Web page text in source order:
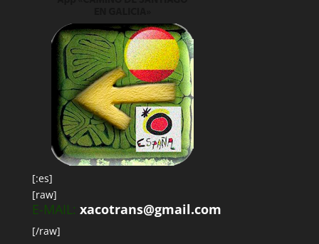
[:es]
[raw]
E-MAIL: xacotrans@gmail.com
[/raw]